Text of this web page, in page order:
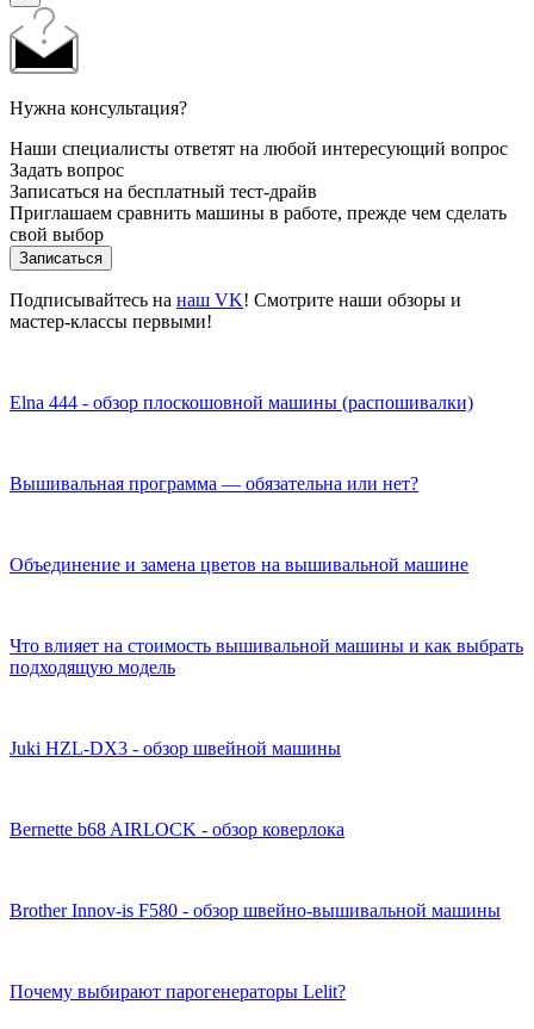
Нужна консультация?
Наши специалисты ответят на любой интересующий вопрос
Задать вопрос
Записаться на бесплатный тест-драйв
Приглашаем сравнить машины в работе, прежде чем сделать
свой выбор
Записаться
Подписывайтесь на наш VK! Смотрите наши обзоры и
мастер-классы первыми!
Elna 444 - обзор плоскошовной машины (распошивалки)
Вышивальная программа — обязательна или нет?
Объединение и замена цветов на вышивальной машине
Что влияет на стоимость вышивальной машины и как выбрать
подходящую модель
Juki HZL-DX3 - обзор швейной машины
Bernette b68 AIRLOCK - обзор коверлока
Brother Innov-is F580 - обзор швейно-вышивальной машины
Почему выбирают парогенераторы Lelit?